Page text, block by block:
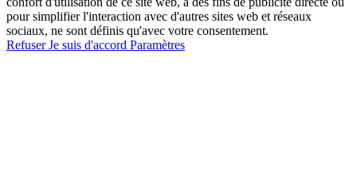
pour simplifier l'interaction avec d'autres sites web et réseaux
sociaux, ne sont définis qu'avec votre consentement.
RefuserJe suis d'accord Paramètres